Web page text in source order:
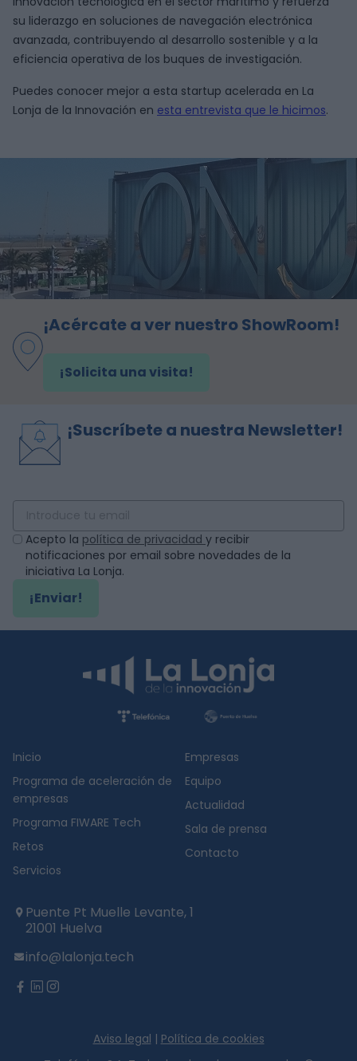
su liderazgo en soluciones de navegación electrónica
avanzada, contribuyendo al desarrollo sostenible y a la
eficiencia operativa de los buques de investigación.
Puedes conocer mejor a esta startup acelerada en La
Lonja de la Innovación en esta entrevista que le hicimos.
¡Acércate a ver nuestro ShowRoom!
¡Solicita una visita!
¡Suscríbete a nuestra Newsletter!
Acepto la política de privacidad y recibir
notificaciones por email sobre novedades de la
iniciativa La Lonja.
¡Enviar!
Inicio
Programa de aceleración de
empresas
Programa FIWARE Tech
Retos
Servicios
Empresas
Equipo
Actualidad
Sala de prensa
Contacto
Puente Pt Muelle Levante, 1
21001 Huelva
info@lalonja.tech
twitter
facebook
linkedin
Aviso legal | Política de cookies